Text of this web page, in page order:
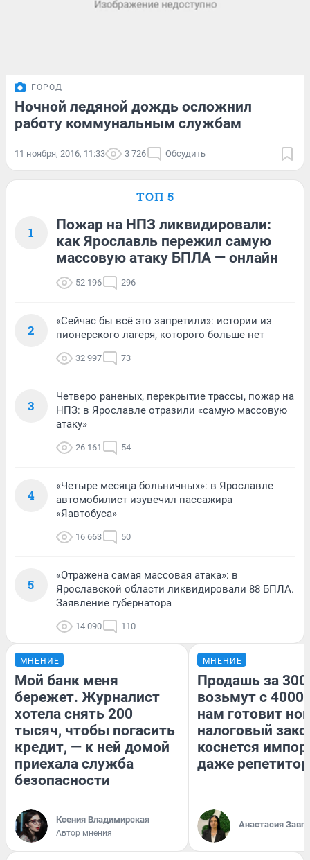
ГОРОД
Ночной ледяной дождь осложнил
работу коммунальным службам
11 ноября, 2016, 11:33 3 726 Обсудить
ТОП 5
1
Пожар на НПЗ ликвидировали:
как Ярославль пережил самую
массовую атаку БПЛА — онлайн
52 196 296
2
«Сейчас бы всё это запретили»: истории из
пионерского лагеря, которого больше нет
32 997 73
3
Четверо раненых, перекрытие трассы, пожар на
НПЗ: в Ярославле отразили «самую массовую
атаку»
26 161 54
4
«Четыре месяца больничных»: в Ярославле
автомобилист изувечил пассажира
«Яавтобуса»
16 663 50
5
«Отражена самая массовая атака»: в
Ярославской области ликвидировали 88 БПЛА.
Заявление губернатора
14 090 110
МНЕНИЕ
Мой банк меня
бережет. Журналист
хотела снять 200
тысяч, чтобы погасить
кредит, — к ней домой
приехала служба
безопасности
Ксения Владимирская
Автор мнения
МНЕНИЕ
Продашь за
возьмут с
нам готовит
налоговый
коснется
даже
Анастасия